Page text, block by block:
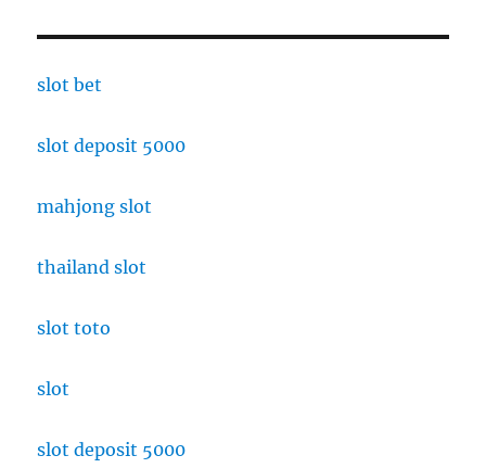
slot bet
slot deposit 5000
mahjong slot
thailand slot
slot toto
slot
slot deposit 5000